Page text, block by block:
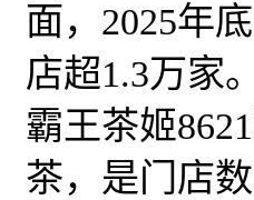
面，2025年
店超1.3万家
霸王茶姬
茶，是门店